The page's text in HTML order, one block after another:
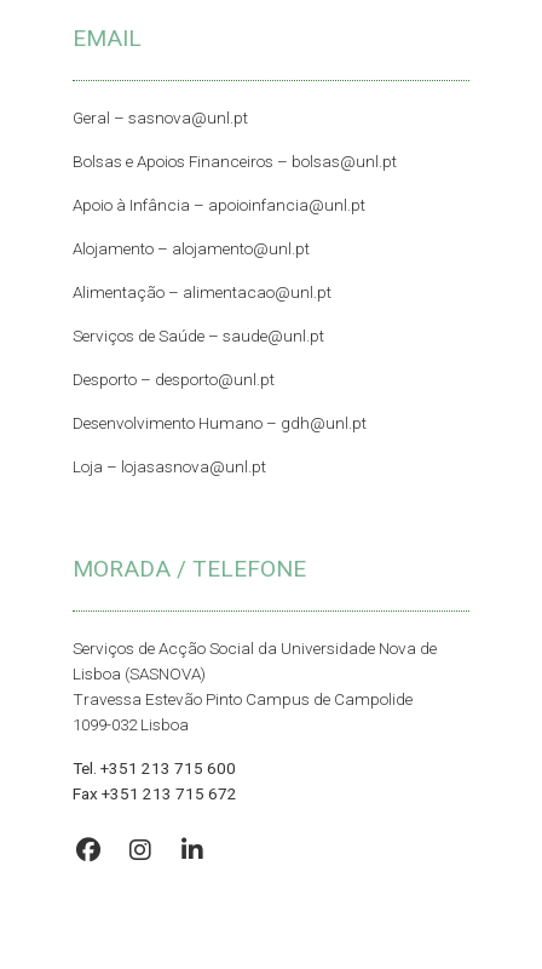
EMAIL
Geral – sasnova@unl.pt
Bolsas e Apoios Financeiros – bolsas@unl.pt
Apoio à Infância – apoioinfancia@unl.pt
Alojamento – alojamento@unl.pt
Alimentação – alimentacao@unl.pt
Serviços de Saúde – saude@unl.pt
Desporto – desporto@unl.pt
Desenvolvimento Humano – gdh@unl.pt
Loja – lojasasnova@unl.pt
MORADA / TELEFONE
Serviços de Acção Social da Universidade Nova de
Lisboa (SASNOVA)
Travessa Estevão Pinto Campus de Campolide
1099-032 Lisboa
Tel. +351 213 715 600
Fax +351 213 715 672